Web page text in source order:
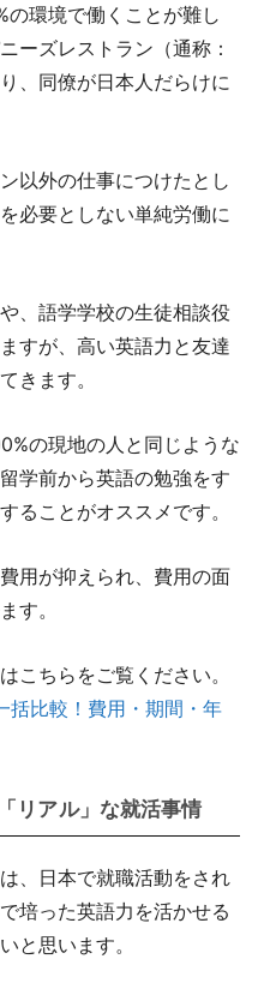
の環境で働くことが難し
ーズレストラン（通称：
、同僚が日本人だらけに
以外の仕事につけたとし
必要としない単純労働に
、語学学校の生徒相談役
すが、高い英語力と友達
きます。
の現地の人と同じような
学前から英語の勉強をす
ることがオススメです。
用が抑えられ、費用の面
す。
こちらをご覧ください。
括比較！費用・期間・年
リアル」な就活事情
、日本で就職活動をされ
培った英語力を活かせる
と思います。